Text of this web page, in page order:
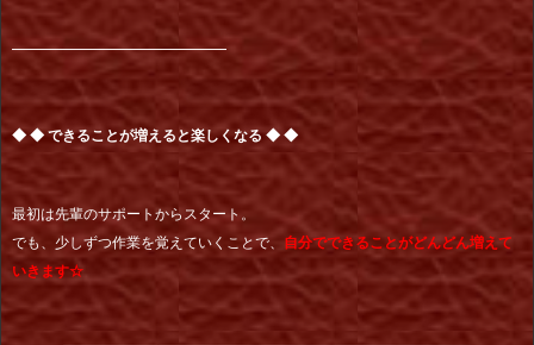
━━━━━━━━━━━━━━━
◆ ◆ できることが増えると楽しくなる ◆ ◆
最初は先輩のサポートからスタート。
でも、少しずつ作業を覚えていくことで、 自分でできることがどんどん増えて
いきます☆